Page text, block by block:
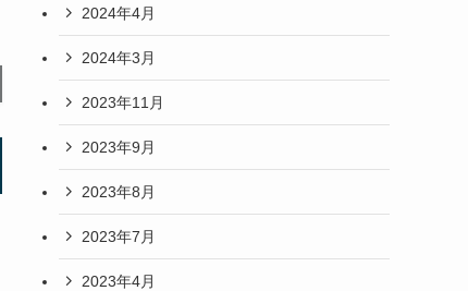
2024年4月
2024年3月
2023年11月
2023年9月
2023年8月
2023年7月
2023年4月